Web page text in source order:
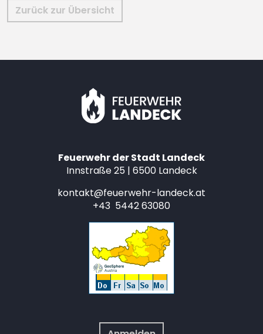
Zurück zur Übersicht
Feuerwehr der Stadt Landeck
Innstraße 25 | 6500 Landeck
kontakt@feuerwehr-landeck.at
+43 5442 63080